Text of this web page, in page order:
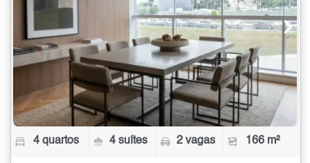
4 quartos 4 suítes 2 vagas 166 m²